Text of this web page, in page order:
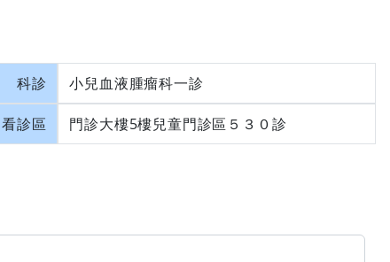
科診 小兒血液腫瘤科一診
看診區 門診大樓5樓兒童門診區５３０診